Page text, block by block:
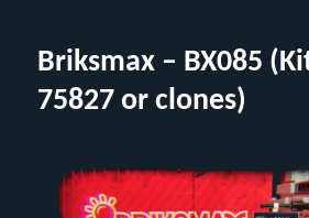
Briksmax – BX085
75827 or clones)